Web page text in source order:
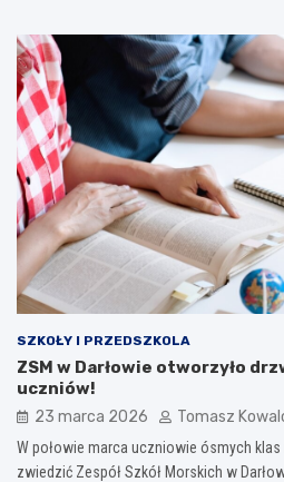
SZKOŁY I PRZEDSZKOLA
ZSM w Darłowie otworzyło
uczniów!
23 marca 2026 Tomasz
W połowie marca uczniowie ósmych
zwiedzić Zespół Szkół Morskich w